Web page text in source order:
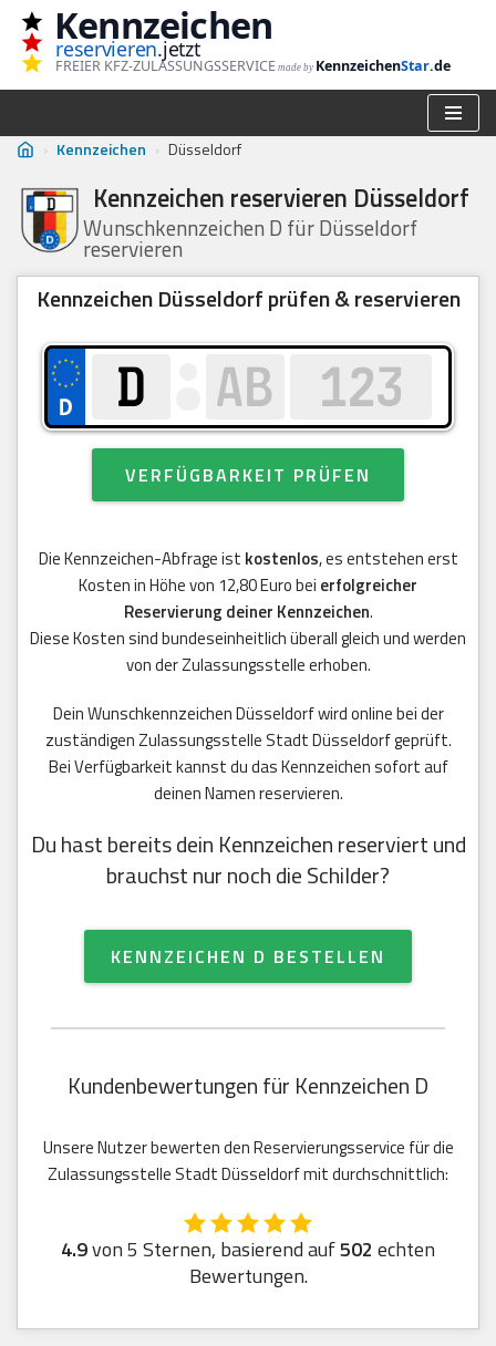
Zum
Inhalt
Kennzeichen
reservieren.jetzt
FREIER KFZ-ZULASSUNGSSERVICE made by KennzeichenStar.de
› Kennzeichen › Düsseldorf
Kennzeichen reservieren Düsseldorf
Wunschkennzeichen D für Düsseldorf
reservieren
Kennzeichen Düsseldorf prüfen & reservieren
VERFÜGBARKEIT PRÜFEN
Die Kennzeichen-Abfrage ist kostenlos, es entstehen erst
Kosten in Höhe von 12,80 Euro bei erfolgreicher
Reservierung deiner Kennzeichen.
Diese Kosten sind bundeseinheitlich überall gleich und werden
von der Zulassungsstelle erhoben.
Dein Wunschkennzeichen Düsseldorf wird online bei der
zuständigen Zulassungsstelle Stadt Düsseldorf geprüft.
Bei Verfügbarkeit kannst du das Kennzeichen sofort auf
deinen Namen reservieren.
Du hast bereits dein Kennzeichen reserviert und
brauchst nur noch die Schilder?
KENNZEICHEN D BESTELLEN
Kundenbewertungen für Kennzeichen D
Unsere Nutzer bewerten den Reservierungsservice für die
Zulassungsstelle Stadt Düsseldorf mit durchschnittlich:
4.9von 5 Sternen, basierend auf502 echten
Bewertungen.